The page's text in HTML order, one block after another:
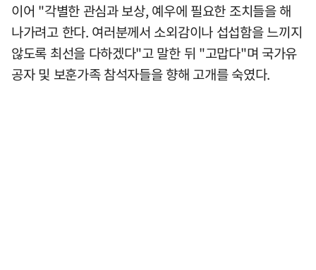
이어 "각별한 관심과 보상, 예우에 필요한 조치들을 해
나가려고 한다. 여러분께서 소외감이나 섭섭함을 느끼지
않도록 최선을 다하겠다"고 말한 뒤 "고맙다"며 국가유
공자 및 보훈가족 참석자들을 향해 고개를 숙였다.